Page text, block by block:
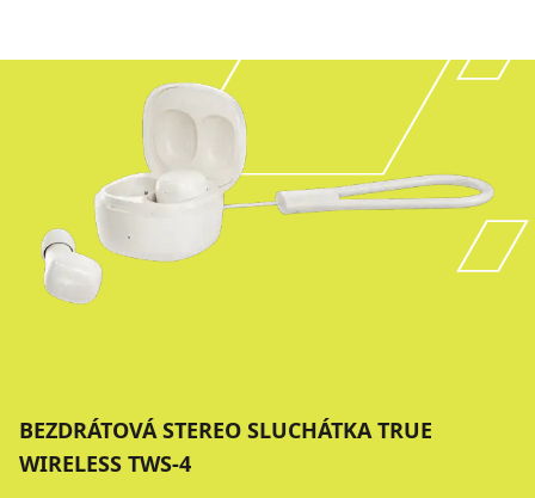
BEZDRÁTOVÁ STEREO SLUCHÁTKA TRUE
WIRELESS TWS-4